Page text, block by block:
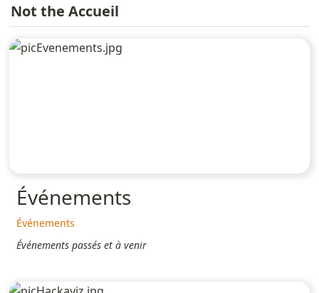
Not the Accueil
Événements
Événements
Événements passés et à venir